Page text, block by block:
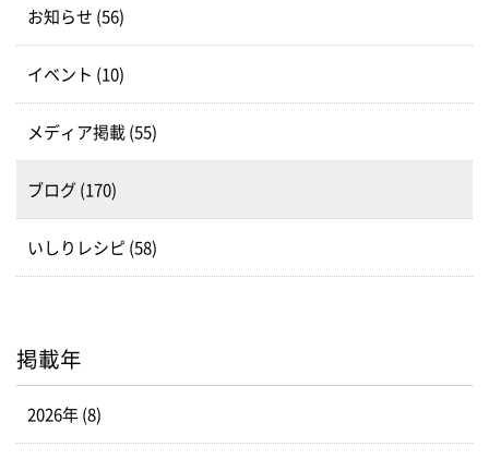
お知らせ (56)
イベント (10)
メディア掲載 (55)
ブログ (170)
いしりレシピ (58)
掲載年
2026年 (8)